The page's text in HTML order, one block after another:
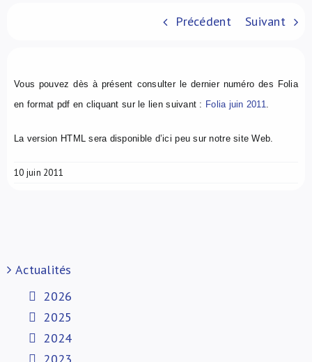
NL
Précédent Suivant
Vous pouvez dès à présent consulter le dernier numéro des Folia
en format pdf en cliquant sur le lien suivant : Folia juin 2011.
La version HTML sera disponible d’ici peu sur notre site Web.
10 juin 2011
Actualités
2026
2025
2024